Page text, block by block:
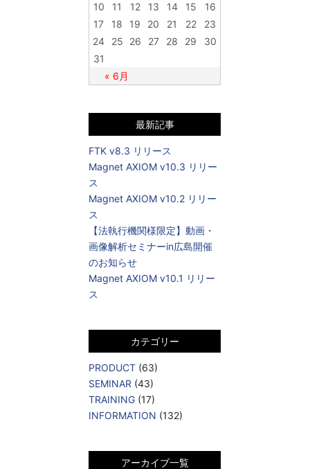
« 6月
10
11 12 13 14 15
16
17
18 19 20 21 22
23
24
25 26 27 28 29
30
31
最新記事
FTK v8.3 リリース
Magnet AXIOM v10.3 リリー
ス
Magnet AXIOM v10.2 リリー
ス
【法執行機関様限定】動画・
画像解析セミナーin広島開催
のお知らせ
Magnet AXIOM v10.1 リリー
ス
カテゴリー
PRODUCT (63)
SEMINAR (43)
TRAINING (17)
INFORMATION (132)
アーカイブ一覧